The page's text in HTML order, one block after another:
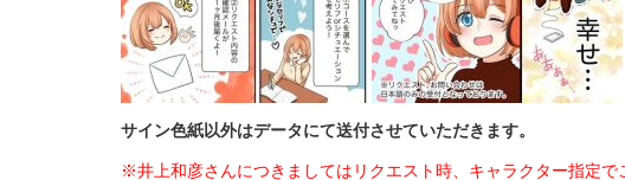
サイン色紙以外はデータにて送付させていただきます。
※井上和彦さんにつきましては リクエスト時、キャラクター指定で